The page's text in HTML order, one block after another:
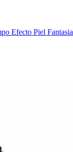
Efecto Piel Fantasia